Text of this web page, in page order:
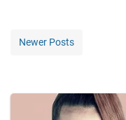
Newer Posts